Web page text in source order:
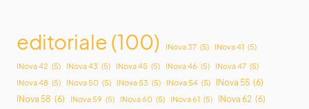
editoriale(100) INova 37 (5) INova 41 (5)
INova 42 (5) INova 43 (5) INova 45 (5) INova 46 (5) INova 47 (5)
INova 48 (5) INova 50 (5) INova 53 (5) INova 54 (5) INova 55 (6)
INova 58 (6) INova 59 (5) INova 60 (5) INova 61 (5) INova 62 (6)